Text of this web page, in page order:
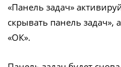
«Панель задач»
скрывать панель задач»,
«ОК».